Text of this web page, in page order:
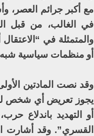
مع أكبر جرائم العصر،
في الغالب، من قبل
والمتمثلة في
أو منظمات سياسية
وقد نصت المادتين
يجوز تعريض أي شخص
أو التهديد باندلاع
القسري”. وقد أشارت